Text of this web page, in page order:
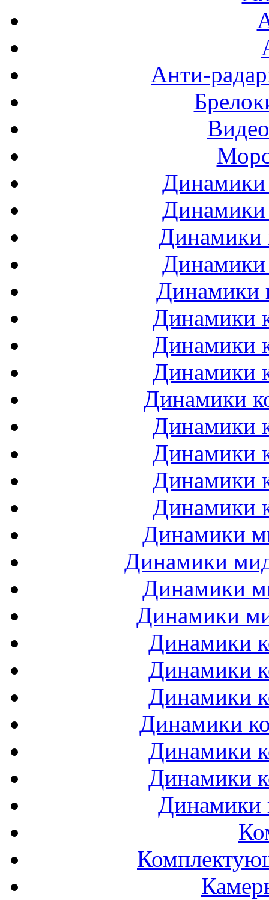
Анти-
Динамики
Динамики
Динамики
Динамики
Динамики
Динамики
Динамики
Динамики
Динамики
Динамики
Динамики
Динамики
Динамики
Динамики
Динамики
Динамики
Динамики
Динамики
Динамики
Динамики
Динамики
Динамики
Динамики
Динамики